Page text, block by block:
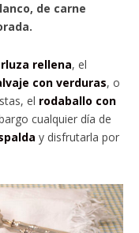
de carne
rellena, el
con verduras, o
el rodaballo con
cualquier día de
y disfrutarla por